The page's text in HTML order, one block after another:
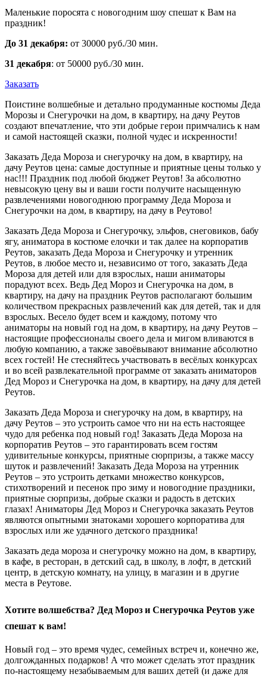
Маленькие поросята с новогодним шоу спешат к Вам на
праздник!
До 31 декабря: от 30000 руб./30 мин.
31 декабря: от 50000 руб./30 мин.
Заказать
Поистине волшебные и детально продуманные костюмы Деда
Морозы и Снегурочки на дом, в квартиру, на дачу Реутов
создают впечатление, что эти добрые герои примчались к нам
и самой настоящей сказки, полной чудес и искренности!
Заказать Деда Мороза и снегурочку на дом, в квартиру, на
дачу Реутов цена: самые доступные и приятные цены только у
нас!!! Праздник под любой бюджет Реутов! За абсолютно
невысокую цену вы и ваши гости получите насыщенную
развлечениями новогоднюю программу Деда Мороза и
Снегурочки на дом, в квартиру, на дачу в Реутово!
Заказать Деда Мороза и Снегурочку, эльфов, снеговиков, бабу
ягу, аниматора в костюме елочки и так далее на корпоратив
Реутов, заказать Деда Мороза и Снегурочку и утренник
Реутов, в любое место и, независимо от того, заказать Деда
Мороза для детей или для взрослых, наши аниматоры
порадуют всех. Ведь Дед Мороз и Снегурочка на дом, в
квартиру, на дачу на праздник Реутов располагают большим
количеством прекрасных развлечений как для детей, так и для
взрослых. Весело будет всем и каждому, потому что
аниматоры на новый год на дом, в квартиру, на дачу Реутов –
настоящие профессионалы своего дела и мигом вливаются в
любую компанию, а также завоёвывают внимание абсолютно
всех гостей! Не стесняйтесь участвовать в весёлых конкурсах
и во всей развлекательной программе от заказать аниматоров
Дед Мороз и Снегурочка на дом, в квартиру, на дачу для детей
Реутов.
Заказать Деда Мороза и снегурочку на дом, в квартиру, на
дачу Реутов – это устроить самое что ни на есть настоящее
чудо для ребенка под новый год! Заказать Деда Мороза на
корпоратив Реутов – это гарантировать всем гостям
удивительные конкурсы, приятные сюрпризы, а также массу
шуток и развлечений! Заказать Деда Мороза на утренник
Реутов – это устроить детками множество конкурсов,
стихотворений и песенок про зиму и новогодние праздники,
приятные сюрпризы, добрые сказки и радость в детских
глазах! Аниматоры Дед Мороз и Снегурочка заказать Реутов
являются опытными знатоками хорошего корпоратива для
взрослых или же удачного детского праздника!
Заказать деда мороза и снегурочку можно на дом, в квартиру,
в кафе, в ресторан, в детский сад, в школу, в лофт, в детский
центр, в детскую комнату, на улицу, в магазин и в другие
места в Реутове.
Хотите волшебства? Дед Мороз и Снегурочка Реутов уже
спешат к вам!
Новый год – это время чудес, семейных встреч и, конечно же,
долгожданных подарков! А что может сделать этот праздник
по-настоящему незабываемым для ваших детей (и даже для